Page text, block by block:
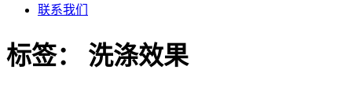
联系我们
标签： 洗涤效果